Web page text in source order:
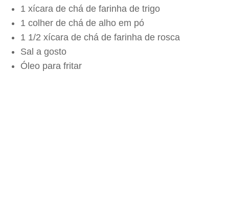
1 xícara de chá de farinha de trigo
1 colher de chá de alho em pó
1 1/2 xícara de chá de farinha de rosca
Sal a gosto
Óleo para fritar